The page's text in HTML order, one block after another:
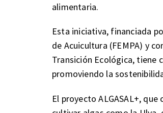
alimentaria.
Esta iniciativa, financiada
de Acuicultura (FEMPA) y
Transición Ecológica, tiene
promoviendo la
El proyecto ALGASAL+,